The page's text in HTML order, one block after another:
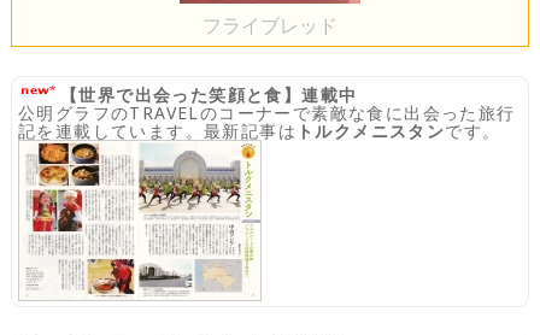
フライブレッド
【世界で出会った笑顔と食】連載中
公明グラフのTRAVELのコーナーで素敵な食に出会った旅行
記を連載しています。最新記事は トルクメニスタンです。